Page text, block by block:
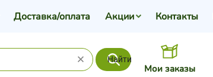
Найти
Мои заказы
Доставка/оплата Акции Контакты